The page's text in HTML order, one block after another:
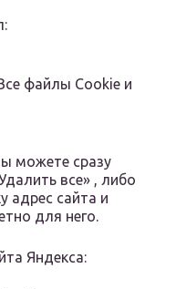
файлы Cookie и
можете сразу
все» , либо
адрес сайта и
для него.
Яндекса: